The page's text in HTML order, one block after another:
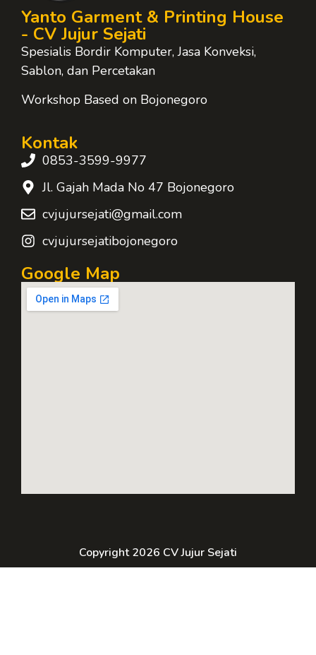
Yanto Garment & Printing House
- CV Jujur Sejati
Spesialis Bordir Komputer, Jasa Konveksi,
Sablon, dan Percetakan
Workshop Based on Bojonegoro
Kontak
0853-3599-9977
Jl. Gajah Mada No 47 Bojonegoro
cvjujursejati@gmail.com
cvjujursejatibojonegoro
Google Map
Copyright 2026 CV Jujur Sejati